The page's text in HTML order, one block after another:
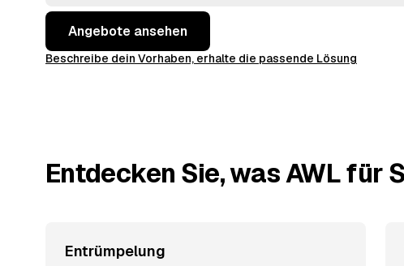
Angebote ansehen
Beschreibe dein Vorhaben, erhalte die passende Lösung
Entdecken Sie, was AWL für
Entrümpelung